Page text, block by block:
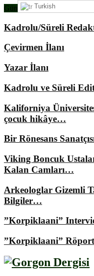
Gündemimizde Ne Var?
Kadrolu/Süreli
Çevirmen İlanı
Yazar İlanı
Kadrolu ve Süreli
Kaliforniya
çocuk hikâye…
Bir Rönesans
Viking Boncuk
Kalan Camları…
Arkeologlar Gizemli
Bilgiler…
”Korpiklaani”
”Korpiklaani”
Turkish